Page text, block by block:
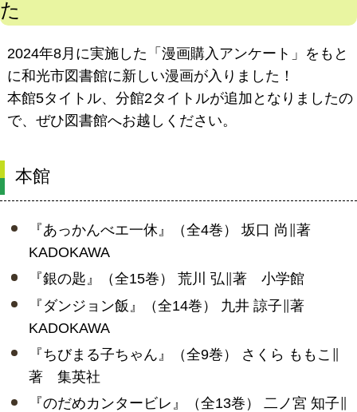
た
2024年8月に実施した「漫画購入アンケート」をもと
に和光市図書館に新しい漫画が入りました！
本館5タイトル、分館2タイトルが追加となりましたの
で、ぜひ図書館へお越しください。
本館
『あっかんべエ一休』（全4巻） 坂口 尚∥著
KADOKAWA
『銀の匙』（全15巻） 荒川 弘∥著 小学館
『ダンジョン飯』（全14巻） 九井 諒子∥著
KADOKAWA
『ちびまる子ちゃん』（全9巻） さくら ももこ∥
著 集英社
『のだめカンタービレ』（全13巻） 二ノ宮 知子∥